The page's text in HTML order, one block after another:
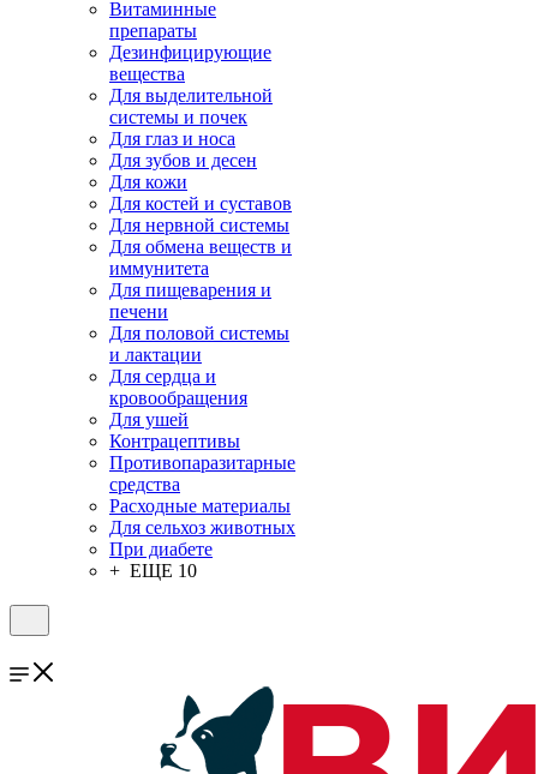
Витаминные
препараты
Дезинфицирующие
вещества
Для выделительной
системы и почек
Для глаз и носа
Для зубов и десен
Для кожи
Для костей и суставов
Для нервной системы
Для обмена веществ и
иммунитета
Для пищеварения и
печени
Для половой системы
и лактации
Для сердца и
кровообращения
Для ушей
Контрацептивы
Противопаразитарные
средства
Расходные материалы
Для сельхоз животных
При диабете
+ ЕЩЕ 10